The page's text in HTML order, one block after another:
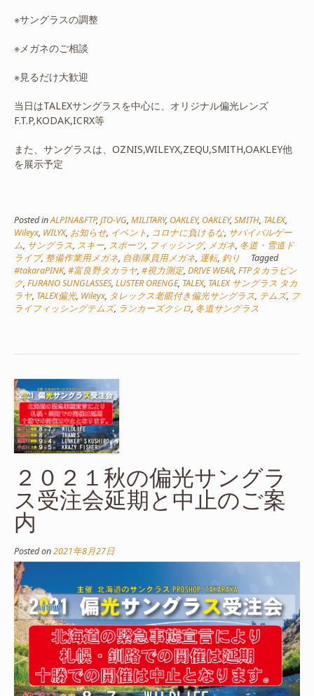
※サングラスの調整
※メガネのご相談
※見るだけ大歓迎
当日はTALEXサングラスを中心に、オリジナル偏光レンズ
F.T.P,KODAK,ICRX等
また、サングラスは、OZNIS,WILEYX,ZEQU,SMITH,OAKLEY他
を展示予定
Posted inALPINA&FTP, JTO-VG, MILITARY, OAKLEY, OAKLEY,SMITH, TALEX,
Wileyx, WILYX, お知らせ, イベント, コロナに負けるな, サバイバルゲー
ム, サングラス, スキー, スポーツ, フィッシング, メガネ, 冬道・雪道ド
ライブ, 整備作業用メガネ, 自衛隊員用メガネ, 運転, 釣り
Tagged
#takaraPINK, #富良野タカラヤ, #視力測定, DRIVE WEAR, FTPタカラピン
ク, FURANO SUNGLASSES, LUSTER ORENGE, TALEX, TALEX サングラス タカ
ラヤ, TALEX偏光, Wileyx, タレックス老眼付き偏光サングラス, テムズ, フ
ライフィッシングテムズ, ランカーズクシロ, 冬道サングラス
２０２１秋の偏光サングラ
ス受注会延期と中止のご案
内
Posted on2021年8月27日